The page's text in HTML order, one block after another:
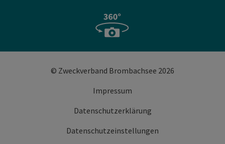
© Zweckverband Brombachsee 2026
Impressum
Datenschutzerklärung
Datenschutzeinstellungen